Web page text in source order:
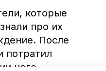
которые
про их
После
потратил
него